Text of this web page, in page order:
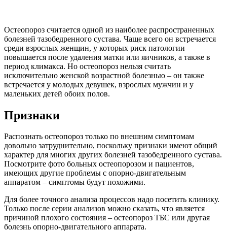
Остеопороз считается одной из наиболее распространенных
болезней тазобедренного сустава. Чаще всего он встречается
среди взрослых женщин, у которых риск патологии
повышается после удаления матки или яичников, а также в
период климакса. Но остеопороз нельзя считать
исключительно женской возрастной болезнью – он также
встречается у молодых девушек, взрослых мужчин и у
маленьких детей обоих полов.
Признаки
Распознать остеопороз только по внешним симптомам
довольно затруднительно, поскольку признаки имеют общий
характер для многих других болезней тазобедренного сустава.
Посмотрите фото больных остеопорозом и пациентов,
имеющих другие проблемы с опорно-двигательным
аппаратом – симптомы будут похожими.
Для более точного анализа процессов надо посетить клинику.
Только после серии анализов можно сказать, что является
причиной плохого состояния – остеопороз ТБС или другая
болезнь опорно-двигательного аппарата.